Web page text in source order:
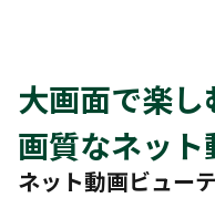
大画面で楽
画質なネット
ネット動画ビュー